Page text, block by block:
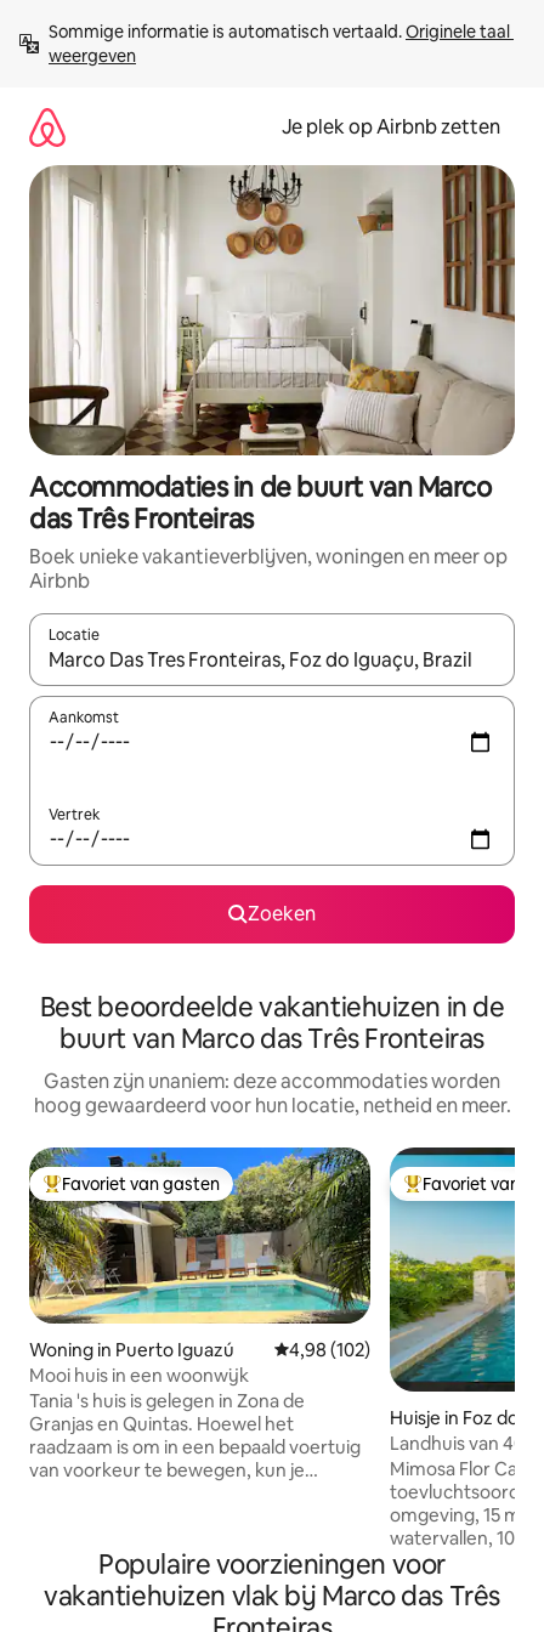
direct
naar
Sommige informatie is automatisch vertaald. Originele taal
weergeven
Je plek op Airbnb zetten
Accommodaties in de buurt van Marco
das Três Fronteiras
Boek unieke vakantieverblijven, woningen en meer op
Airbnb
Locatie
Wanneer er resultaten beschikbaar zijn, maak je een keuze
Aankomst
Vertrek
Zoeken
Best beoordeelde vakantiehuizen in de
buurt van Marco das Três Fronteiras
Gasten zijn unaniem: deze accommodaties worden
hoog gewaardeerd voor hun locatie, netheid en meer.
Topfavoriet van gasten
Favoriet van gasten
Woning in Puerto Iguazú Gemiddelde beoordeling van
4,98 (102)
Mooi huis in een woonwijk
Tania 's huis is gelegen in Zona de
Granjas en Quintas. Hoewel het
raadzaam is om in een bepaald voertuig
van voorkeur te bewegen, kun je
afstand is er een zeer complete kiosk
met een breed scala aan producten, van
koude dranken en koekjes tot
Topfavoriet van
Favoriet van
Huisje in Foz do
Landhuis van 400
watervallen en
Mimosa Flor Casa
toevluchtsoord
omgeving, 15
watervallen, 10
luchthaven
comfort Huis
meer dan 400 m²
Populaire voorzieningen voor
vakantiehuizen vlak bij Marco das Três